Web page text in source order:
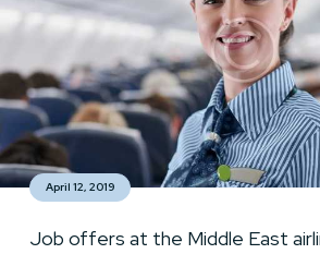
April 12, 2019
Job offers at the Middle East